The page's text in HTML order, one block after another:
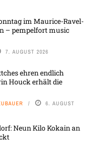
im Maurice-Ravel-
– pempelfort music
7. AUGUST 2026
ehren endlich
Houck erhält die
6. AUGUST
Neun Kilo Kokain an